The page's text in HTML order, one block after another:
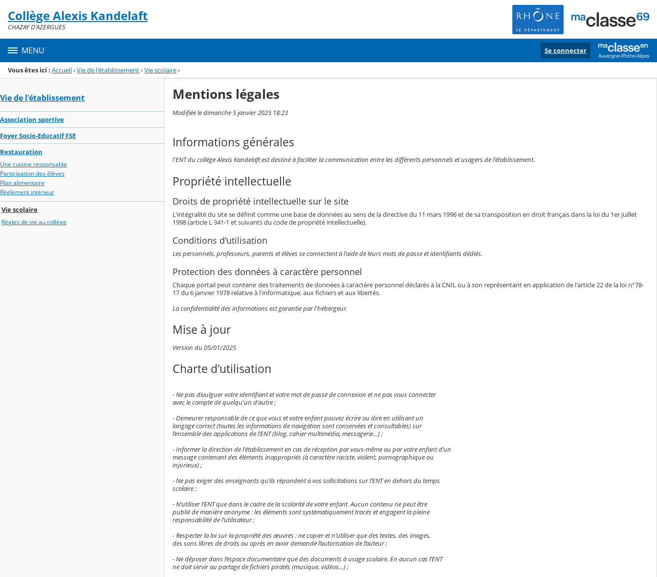
Menu de la rubrique
Contenu
Collège Alexis Kandelaft
CHAZAY D'AZERGUES
MENU Se connecter
Vous êtes ici : Accueil›Vie de l'établissement›Vie scolaire›
Vie de l'établissement
Association sportive
Foyer Socio-Educatif FSE
Restauration
Une cuisine responsable
Participation des élèves
Plan alimentaire
Règlement intérieur
Vie scolaire
Règles de vie au collège
Mentions légales
Modifiée le dimanche 5 janvier 2025 18:23
Informations générales
l'ENT du collège Alexis Kandelaft est destiné à faciliter la communication entre les différents personnels et usagers de l'établissement.
Propriété intellectuelle
Droits de propriété intellectuelle sur le site
L'intégralité du site se définit comme une base de données au sens de la directive du 11 mars 1996 et de sa transposition en droit français dans la loi du 1er juillet
1998 (article L 341-1 et suivants du code de propriété intellectuelle).
Conditions d'utilisation
Les personnels, professeurs, parents et élèves se connectent à l'aide de leurs mots de passe et identifiants dédiés.
Protection des données à caractère personnel
Chaque portail peut contenir des traitements de données à caractère personnel déclarés à la CNIL ou à son représentant en application de l'article 22 de la loi n°78-
17 du 6 janvier 1978 relative à l'informatique, aux fichiers et aux libertés.
La confidentialité des informations est garantie par l'hébergeur.
Mise à jour
Version du 05/01/2025
Charte d'utilisation
- Ne pas divulguer votre identifiant et votre mot de passe de connexion et ne pas vous connecter
avec le compte de quelqu'un d'autre ;
- Demeurer responsable de ce que vous et votre enfant pouvez écrire ou dire en utilisant un
langage correct (toutes les informations de navigation sont conservées et consultables) sur
l’ensemble des applications de l’ENT (blog, cahier multimédia, messagerie…) ;
- Informer la direction de l'établissement en cas de réception par vous-même ou par votre enfant d’un
message contenant des éléments inappropriés (à caractère raciste, violent, pornographique ou
injurieux) ;
- Ne pas exiger des enseignants qu’ils répondent à vos sollicitations sur l’ENT en dehors du temps
scolaire ;
- N’utiliser l’ENT que dans le cadre de la scolarité de votre enfant. Aucun contenu ne peut être
publié de manière anonyme : les éléments sont systématiquement tracés et engagent la pleine
responsabilité de l’utilisateur ;
- Respecter la loi sur la propriété des œuvres : ne copier et n’utiliser que des textes, des images,
des sons libres de droits ou après en avoir demandé l’autorisation de l’auteur ;
- Ne déposer dans l’espace documentaire que des documents à usage scolaire. En aucun cas l’ENT
ne doit servir au partage de fichiers piratés (musique, vidéos…) ;